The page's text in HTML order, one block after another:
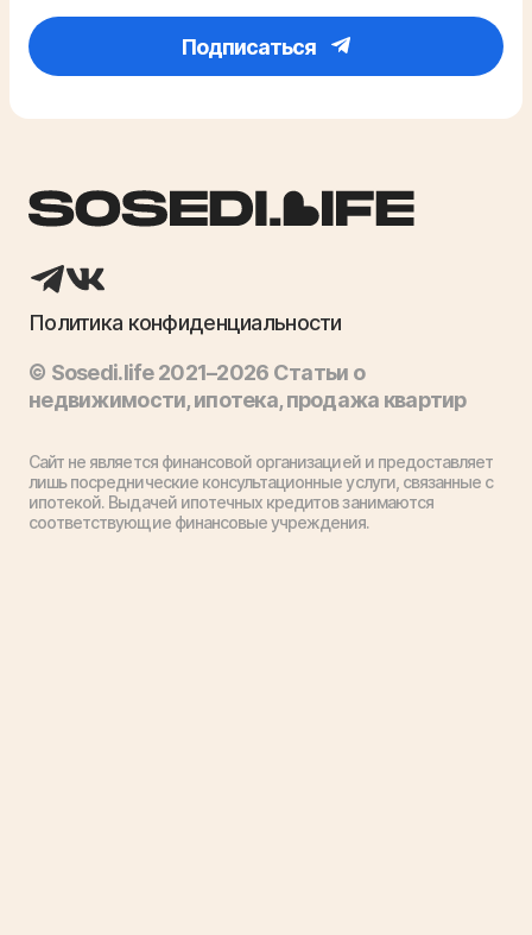
Подписаться
Политика конфиденциальности
© Sosedi.life 2021–2026 Статьи о
недвижимости, ипотека, продажа квартир
Сайт не является финансовой организацией и предоставляет
лишь посреднические консультационные услуги, связанные с
ипотекой. Выдачей ипотечных кредитов занимаются
соответствующие финансовые учреждения.